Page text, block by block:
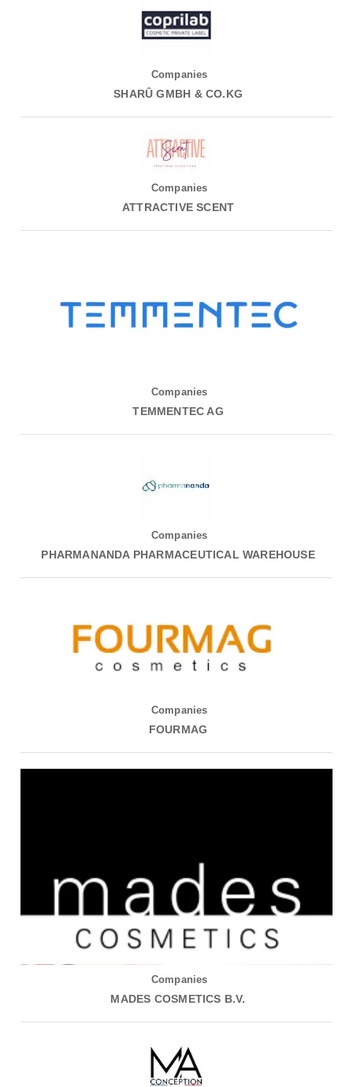
Companies
SHARÛ GMBH & CO.KG
Companies
ATTRACTIVE SCENT
Companies
TEMMENTEC AG
Companies
PHARMANANDA PHARMACEUTICAL WAREHOUSE
Companies
FOURMAG
Companies
MADES COSMETICS B.V.